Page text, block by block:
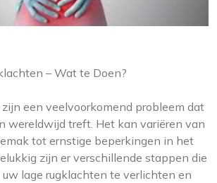
– Wat te Doen?
een veelvoorkomend probleem dat
wereldwijd treft. Het kan variëren van
tot ernstige beperkingen in het
zijn er verschillende stappen die
lage rugklachten te verlichten en